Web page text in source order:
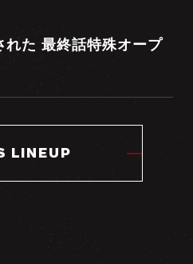
た 最終話特殊オープ
LINEUP